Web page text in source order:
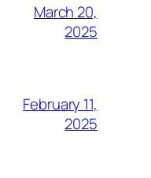
March 20,
2025
February 11,
2025